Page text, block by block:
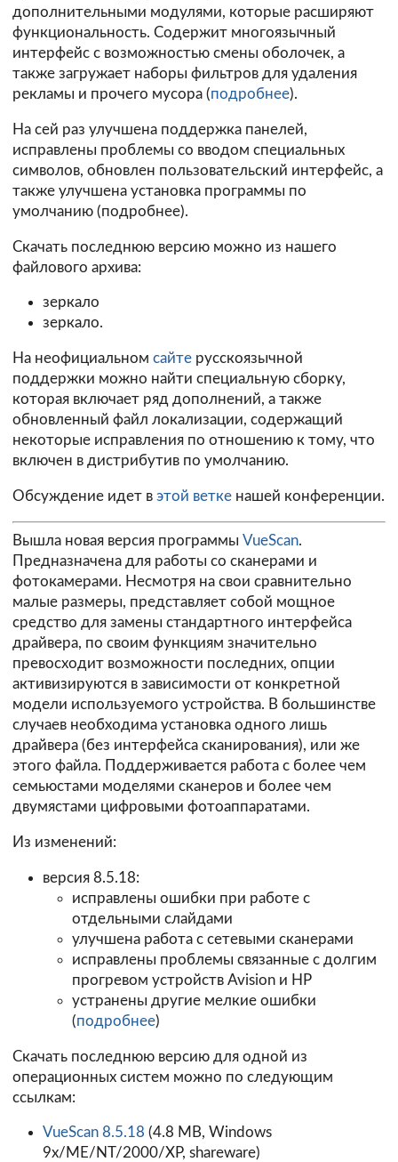
дополнительными модулями, которые расширяют
функциональность. Содержит многоязычный
интерфейс с возможностью смены оболочек, а
также загружает наборы фильтров для удаления
рекламы и прочего мусора (подробнее).
На сей раз улучшена поддержка панелей,
исправлены проблемы со вводом специальных
символов, обновлен пользовательский интерфейс, а
также улучшена установка программы по
умолчанию (подробнее).
Скачать последнюю версию можно из нашего
файлового архива:
зеркало
зеркало.
На неофициальном сайте русскоязычной
поддержки можно найти специальную сборку,
которая включает ряд дополнений, а также
обновленный файл локализации, содержащий
некоторые исправления по отношению к тому, что
включен в дистрибутив по умолчанию.
Обсуждение идет в этой ветке нашей конференции.
Вышла новая версия программы VueScan.
Предназначена для работы со сканерами и
фотокамерами. Несмотря на свои сравнительно
малые размеры, представляет собой мощное
средство для замены стандартного интерфейса
драйвера, по своим функциям значительно
превосходит возможности последних, опции
активизируются в зависимости от конкретной
модели используемого устройства. В большинстве
случаев необходима установка одного лишь
драйвера (без интерфейса сканирования), или же
этого файла. Поддерживается работа с более чем
семьюстами моделями сканеров и более чем
двумястами цифровыми фотоаппаратами.
Из изменений:
версия 8.5.18:
исправлены ошибки при работе с
отдельными слайдами
улучшена работа с сетевыми сканерами
исправлены проблемы связанные с долгим
прогревом устройств Avision и HP
устранены другие мелкие ошибки
(подробнее)
Скачать последнюю версию для одной из
операционных систем можно по следующим
ссылкам:
VueScan 8.5.18 (4.8 MB, Windows
9x/ME/NT/2000/XP, shareware)